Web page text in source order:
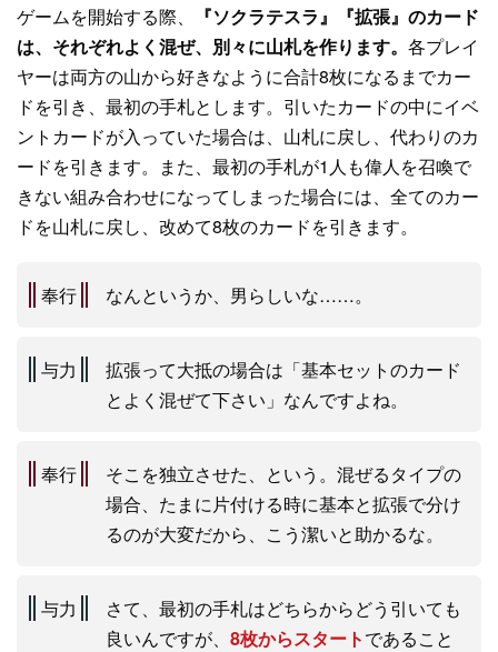
ゲームを開始する際、
『ソクラテスラ』『拡張』のカード
は、それぞれよく混ぜ、別々に山札を作ります。 各プレイ
ヤーは両方の山から好きなように合計8枚になるまでカー
ドを引き、最初の手札とします。引いたカードの中にイベ
ントカードが入っていた場合は、山札に戻し、代わりのカ
ードを引きます。また、最初の手札が1人も偉人を召喚で
きない組み合わせになってしまった場合には、全てのカー
ドを山札に戻し、改めて8枚のカードを引きます。
奉行 なんというか、男らしいな……。
与力
拡張って大抵の場合は「基本セットのカード
とよく混ぜて下さい」なんですよね。
奉行
そこを独立させた、という。混ぜるタイプの
場合、たまに片付ける時に基本と拡張で分け
るのが大変だから、こう潔いと助かるな。
与力
さて、最初の手札はどちらからどう引いても
良いんですが、 8枚からスタートであること